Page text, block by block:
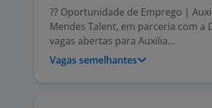
?? Oportunidade de Emprego |
Mendes Talent, em parceria com a
vagas abertas para Auxilia...
Vagas semelhantes